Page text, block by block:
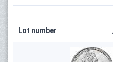
Lot number